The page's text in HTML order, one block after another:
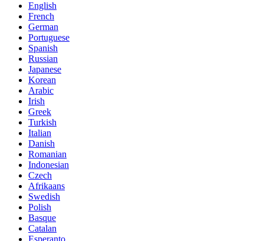
English
French
German
Portuguese
Spanish
Russian
Japanese
Korean
Arabic
Irish
Greek
Turkish
Italian
Danish
Romanian
Indonesian
Czech
Afrikaans
Swedish
Polish
Basque
Catalan